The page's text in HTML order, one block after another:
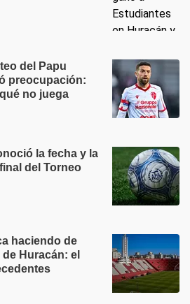
del Papu
preocupación:
no juega
la fecha y la
del Torneo
haciendo de
Huracán: el